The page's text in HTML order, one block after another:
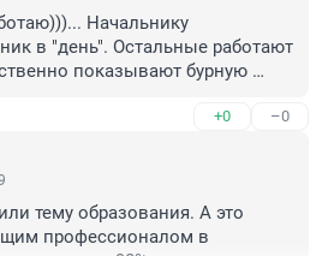
Начальнику
в "день". Остальные работают
показывают бурную
получить "производительность".
что я решение
А вот эти "сменные"
кондомы....
Уже как 3 месяца все работает!
+0 –0
тему образования. А это
профессионалом в